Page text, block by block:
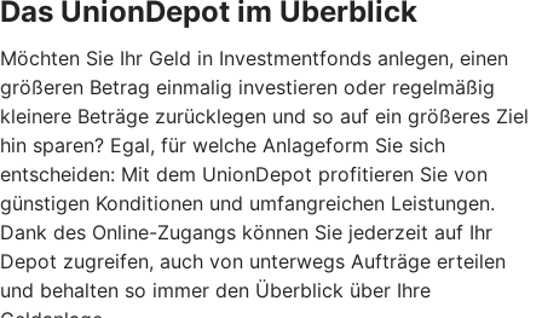
Das UnionDepot im Überblick
Möchten Sie Ihr Geld in Investmentfonds anlegen, einen
größeren Betrag einmalig investieren oder regelmäßig
kleinere Beträge zurücklegen und so auf ein größeres Ziel
hin sparen? Egal, für welche Anlageform Sie sich
entscheiden: Mit dem UnionDepot profitieren Sie von
günstigen Konditionen und umfangreichen Leistungen.
Dank des Online-Zugangs können Sie jederzeit auf Ihr
Depot zugreifen, auch von unterwegs Aufträge erteilen
und behalten so immer den Überblick über Ihre